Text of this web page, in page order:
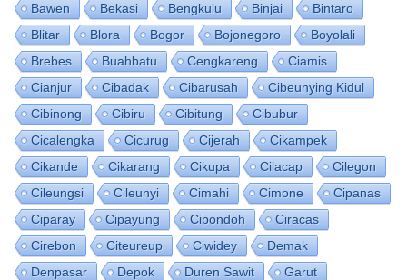
Bawen
Bekasi Bengkulu Binjai
Bintaro
Blitar
Blora Bogor Bojonegoro
Boyolali
Brebes
Buahbatu Cengkareng
Ciamis
Cianjur
Cibadak Cibarusah
Cibeunying Kidul
Cibinong
Cibiru Cibitung
Cibubur
Cicalengka
Cicurug Cijerah
Cikampek
Cikande
Cikarang Cikupa Cilacap
Cilegon
Cileungsi
Cileunyi Cimahi Cimone
Cipanas
Ciparay
Cipayung Cipondoh
Ciracas
Cirebon
Citeureup Ciwidey
Demak
Denpasar
Depok Duren Sawit
Garut